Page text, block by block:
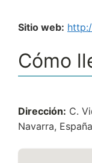
Sitio web:
Cómo
Dirección: C.
Navarra, España